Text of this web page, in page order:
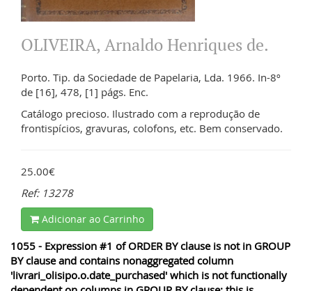
OLIVEIRA, Arnaldo Henriques de.
Porto. Tip. da Sociedade de Papelaria, Lda. 1966. In-8º
de [16], 478, [1] págs. Enc.
Catálogo precioso. Ilustrado com a reprodução de
frontispícios, gravuras, colofons, etc. Bem conservado.
25.00€
Ref: 13278
Adicionar ao Carrinho
1055 - Expression #1 of ORDER BY clause is not in GROUP
BY clause and contains nonaggregated column
'livrari_olisipo.o.date_purchased' which is not functionally